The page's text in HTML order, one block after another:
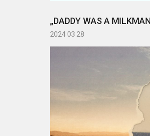
„DADDY WAS A
2024 03 28